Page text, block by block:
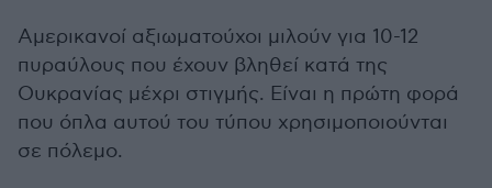
Αμερικανοί αξιωματούχοι μιλούν για 10-12
πυραύλους που έχουν βληθεί κατά της
Ουκρανίας μέχρι στιγμής. Είναι η πρώτη φορά
που όπλα αυτού του τύπου χρησιμοποιούνται
σε πόλεμο.